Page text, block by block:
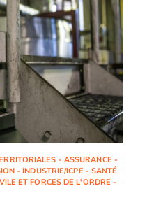
- ASSURANCE -
- INDUSTRIE/ICPE - SANTÉ
ET FORCES DE L'ORDRE -